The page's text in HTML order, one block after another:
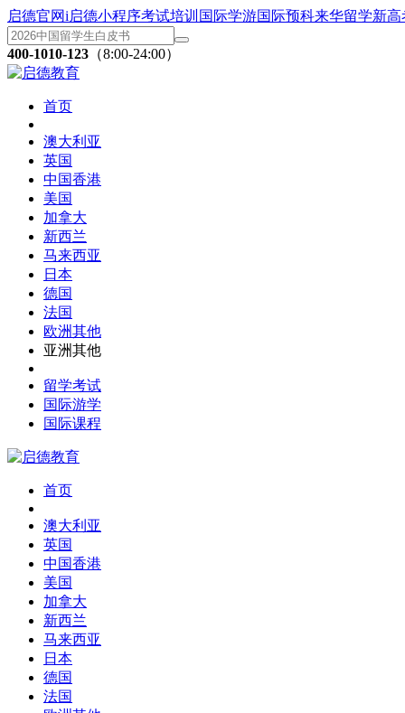
启德官网i启德小程序考试培训 国际学游国际预科来华留学新高
400-1010-123 （8:00-24:00）
首页
澳大利亚
英国
中国香港
美国
加拿大
新西兰
马来西亚
日本
德国
法国
欧洲其他
亚洲其他
留学考试
国际游学
国际课程
首页
澳大利亚
英国
中国香港
美国
加拿大
新西兰
马来西亚
日本
德国
法国